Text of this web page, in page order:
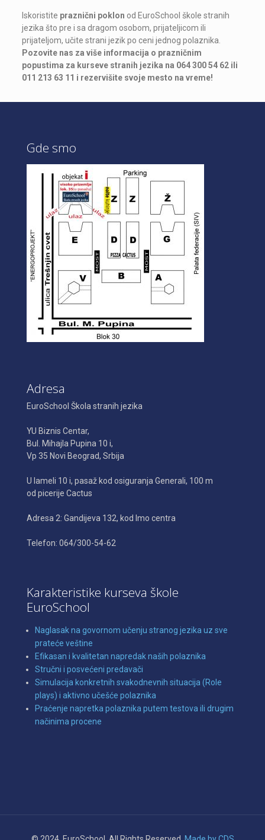
Iskoristite praznični poklon od EuroSchool škole stranih
jezika što pre i sa dragom osobom, prijateljicom ili
prijateljom, učite strani jezik po ceni jednog polaznika.
Pozovite nas za više informacija o prazničnim
popustima za kurseve stranih jezika na 064 300 54 62 ili
011 213 63 11 i rezervišite svoje mesto na vreme!
Gde smo
Adresa
EuroSchool Škola stranih jezika
YU Biznis Centar,
Bul. Mihajla Pupina 10 i,
Vp 35 Novi Beograd, Srbija
U lameli 10 i, pasaž kod osiguranja Generali, 100 m
od picerije Cactus
Adresa 2: Gandijeva 132, kod Imo centra
Telefon: 064/300-54-62
Karakteristike kurseva škole
EuroSchool
Naglasak na govornom učenju stranog jezika uz sve
prateće veštine
Efikasan i kvalitetan napredak naših polaznika
Stručni i posvećeni predavači
Simulacija konkretnih svakodnevnih situacija (Role
plays) i aktivno učešće polaznika
Praćenje napretka polaznika putem testova ili drugim
načinima procene